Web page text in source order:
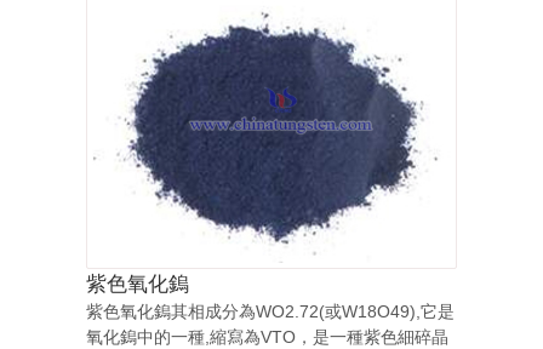
紫色氧化鎢
紫色氧化鎢其相成分為WO2.72(或W18O49),它是
氧化鎢中的一種,縮寫為VTO，是一種紫色細碎晶